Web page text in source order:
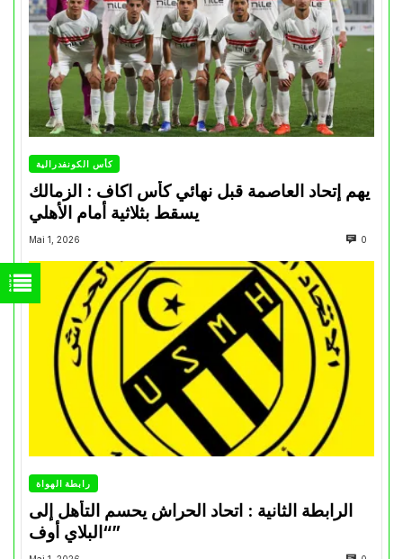
كأس الكونفدرالية
يهم إتحاد العاصمة قبل نهائي كأس اكاف : الزمالك
Mai 1, 2026 0
رابطة الهواة
الرابطة الثانية : اتحاد الحراش يحسم التأهل إلى
“البلاي أوف”